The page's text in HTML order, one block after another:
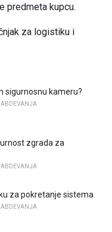
predmeta kupcu.
za logistiku i
sigurnosnu kameru?
zgrada za
za pokretanje sistema